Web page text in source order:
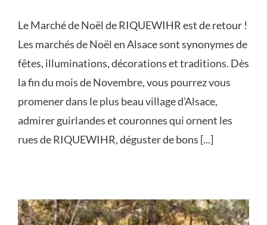
Le Marché de Noël de RIQUEWIHR est de retour !
Les marchés de Noël en Alsace sont synonymes de
fêtes, illuminations, décorations et traditions. Dès
la fin du mois de Novembre, vous pourrez vous
promener dans le plus beau village d’Alsace,
admirer guirlandes et couronnes qui ornent les
rues de RIQUEWIHR, déguster de bons [...]